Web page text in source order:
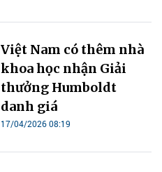
Việt Nam có thêm nhà
khoa học nhận Giải
thưởng Humboldt
danh giá
17/04/2026 08:19